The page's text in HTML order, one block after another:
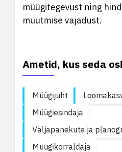
müügitegevust ning
muutmise vajadust.
Ametid, kus seda
Müügijuht
Müügiesindaja
Väljapanekute ja
Müügikorraldaja